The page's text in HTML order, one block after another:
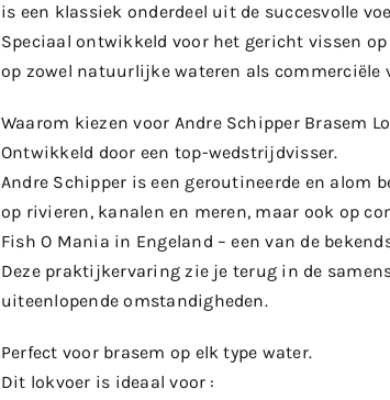
is een klassiek onderdeel uit de succesvolle
Speciaal ontwikkeld voor het gericht vissen
op zowel natuurlijke wateren als commerciële
Waarom kiezen voor Andre Schipper Brasem
Ontwikkeld door een top-wedstrijdvisser.
Andre Schipper is een geroutineerde en alom
op rivieren, kanalen en meren, maar ook op
Fish O Mania in Engeland – een van de
Deze praktijkervaring zie je terug in de
uiteenlopende omstandigheden.
Perfect voor brasem op elk type water.
Dit lokvoer is ideaal voor :